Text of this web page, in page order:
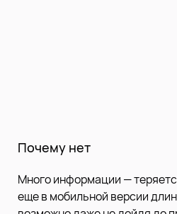
Почему нет
Много информации —
еще в мобильной версии